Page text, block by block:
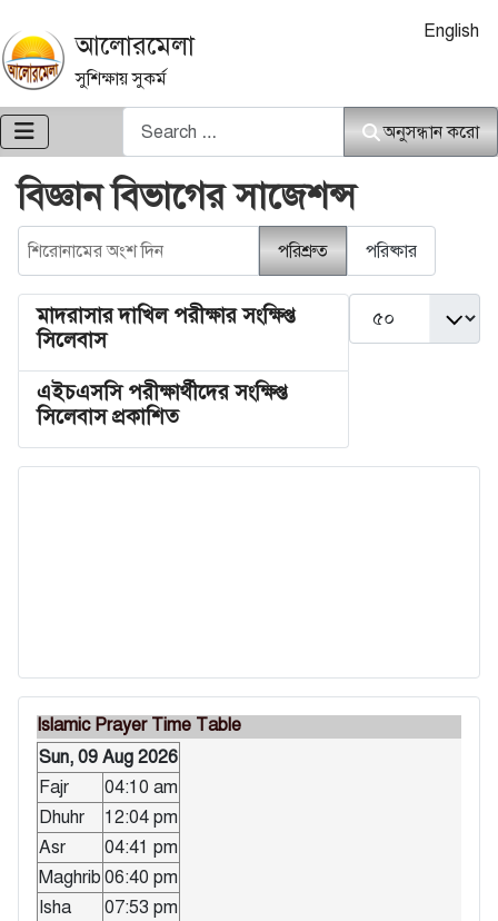
আলোরমেলা
সুশিক্ষায় সুকর্ম
আপনার ভাষা
English
অনুসন্ধান করো
অনুসন্ধান করো
বিজ্ঞান বিভাগের সাজেশন্স
শিরোনামের অংশ দিন
পরিশ্রুত পরিষ্কার
মাদরাসার দাখিল পরীক্ষার সংক্ষিপ্ত
সিলেবাস
এইচএসসি পরীক্ষার্থীদের সংক্ষিপ্ত
সিলেবাস প্রকাশিত
Islamic Prayer Time Table
Sun, 09 Aug 2026
Fajr
04:10 am
Dhuhr
12:04 pm
Asr
04:41 pm
Maghrib 06:40 pm
Isha
07:53 pm